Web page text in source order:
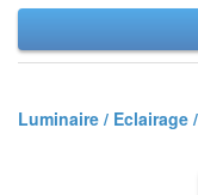
Luminaire / Eclairage